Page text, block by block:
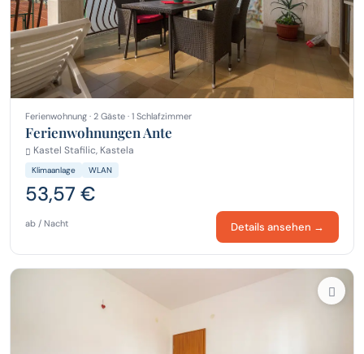
Ferienwohnung · 2 Gäste · 1 Schlafzimmer
Ferienwohnungen Ante
Kastel Stafilic, Kastela
Klimaanlage WLAN
53,57 €
ab / Nacht Details ansehen →